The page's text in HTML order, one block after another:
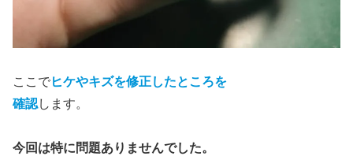
ここでヒケやキズを修正したところを
確認します。
今回は特に問題ありませんでした。